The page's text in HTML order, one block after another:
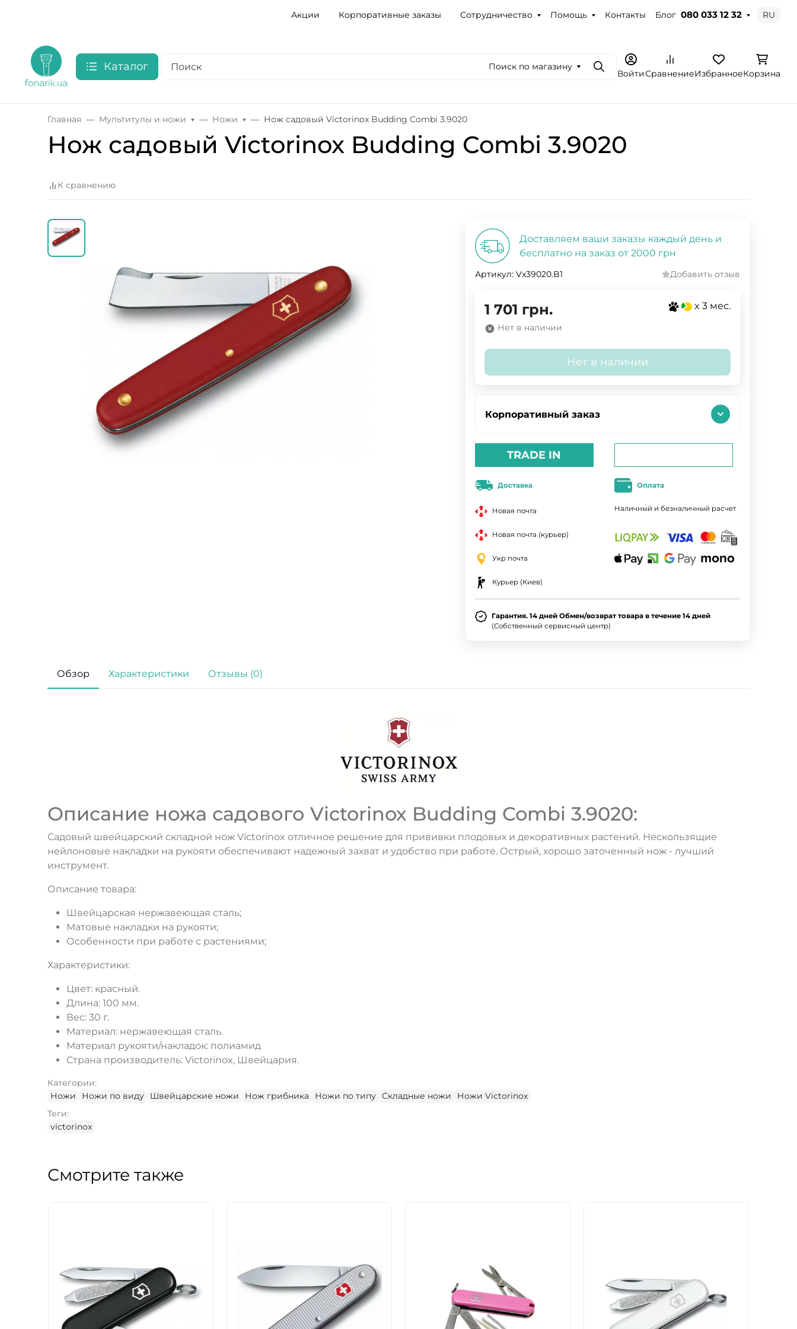
Акции Корпоративные заказы Сотрудничество Помощь Контакты Блог 080 033 12 32 RU
Каталог Поиск по магазину
ПоискВойтиСравнениеИзбранноеКорзина
Главная Мультитулы и ножи Ножи Нож садовый Victorinox Budding Combi 3.9020
Нож садовый Victorinox Budding Combi 3.9020
К сравнению
Доставляем ваши заказы каждый день и
бесплатно на заказ от 2000 грн
Артикул: Vx39020.B1 Добавить отзыв
1 701 грн. x 3 мес.
Нет в наличии
Нет в наличии
Корпоративный заказ
TRADE IN
Доставка
Новая почта
Новая почта (курьер)
Укр почта
Курьер (Киев)
Оплата
Наличный и безналичный расчет
Гарантия. 14 дней Обмен/возврат товара в течение 14 дней
(Собственный сервисный центр)
Обзор Характеристики Отзывы (0)
Описание ножа садового Victorinox Budding Combi 3.9020:
Садовый швейцарский складной нож Victorinox отличное решение для прививки плодовых и декоративных растений. Нескользящие
нейлоновые накладки на рукояти обеспечивают надежный захват и удобство при работе. Острый, хорошо заточенный нож - лучший
инструмент.
Описание товара:
Швейцарская нержавеющая сталь;
Матовые накладки на рукояти;
Особенности при работе с растениями;
Характеристики:
Цвет: красный.
Длина: 100 мм.
Вес: 30 г.
Материал: нержавеющая сталь.
Материал рукояти/накладок: полиамид
Страна производитель: Victorinox, Швейцария.
Категории:
Ножи
Ножи по виду Швейцарские ножи Нож грибника Ножи по типу Складные ножи
Ножи Victorinox
Теги:
victorinox
Смотрите также